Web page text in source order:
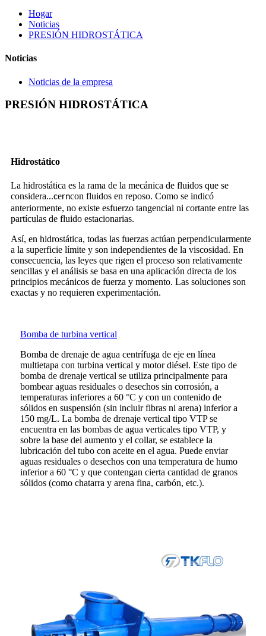
Hogar
Noticias
PRESIÓN HIDROSTÁTICA
Noticias
Noticias de la empresa
PRESIÓN HIDROSTÁTICA
Hidrostático
La hidrostática es la rama de la mecánica de fluidos que se
considera...cerncon fluidos en reposo. Como se indicó
anteriormente, no existe esfuerzo tangencial ni cortante entre las
partículas de fluido estacionarias.
Así, en hidrostática, todas las fuerzas actúan perpendicularmente
a la superficie límite y son independientes de la viscosidad. En
consecuencia, las leyes que rigen el proceso son relativamente
sencillas y el análisis se basa en una aplicación directa de los
principios mecánicos de fuerza y ​​momento. Las soluciones son
exactas y no requieren experimentación.
Bomba de turbina vertical
Bomba de drenaje de agua centrífuga de eje en línea
multietapa con turbina vertical y motor diésel. Este tipo de
bomba de drenaje vertical se utiliza principalmente para
bombear aguas residuales o desechos sin corrosión, a
temperaturas inferiores a 60 °C y con un contenido de
sólidos en suspensión (sin incluir fibras ni arena) inferior a
150 mg/L. La bomba de drenaje vertical tipo VTP se
encuentra en las bombas de agua verticales tipo VTP, y
sobre la base del aumento y el collar, se establece la
lubricación del tubo con aceite en el agua. Puede enviar
aguas residuales o desechos con una temperatura de humo
inferior a 60 °C y que contengan cierta cantidad de granos
sólidos (como chatarra y arena fina, carbón, etc.).